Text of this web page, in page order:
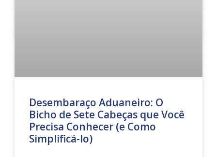
Desembaraço Aduaneiro: O
Bicho de Sete Cabeças que Você
Precisa Conhecer (e Como
Simplificá-lo)